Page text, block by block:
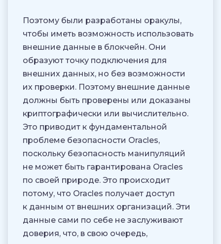
Поэтому были разработаны оракулы,
чтобы иметь возможность использовать
внешние данные в блокчейн. Они
образуют точку подключения для
внешних данных, но без возможности
их проверки. Поэтому внешние данные
должны быть проверены или доказаны
криптографически или вычислительно.
Это приводит к фундаментальной
проблеме безопасности Oracles,
поскольку безопасность манипуляций
не может быть гарантирована Oracles
по своей природе. Это происходит
потому, что Oracles получает доступ
к данным от внешних организаций. Эти
данные сами по себе не заслуживают
доверия, что, в свою очередь,